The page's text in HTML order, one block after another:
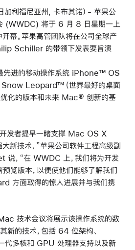
利福尼亚州, 卡布其诺）- 苹果公
(WWDC) 将于 6 月 8 日星期一上
幕。苹果高管团队将在公司全球产
Schiller 的带领下发表要旨演
先进的移动操作系统 iPhone™ OS
Leopard™（世界最好的桌面
优化的版本和未来 Mac® 创新的基
发者提早一睹支撑 Mac OS X
技术，”苹果公司软件工程高级副
，“在 WWDC 上，我们将为开发
览版本，以便使他们能够了解我们
方面取得的惊人进展并与我们携
技术会议将展示该操作系统的数
新的技术，包括 64 位架构、
多核和 GPU 处理器支持以及新